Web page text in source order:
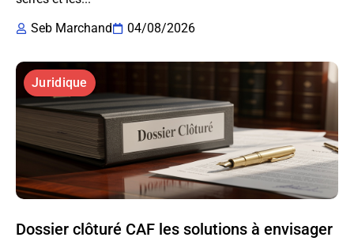
Seb Marchand
04/08/2026
Juridique
Dossier clôturé CAF les solutions à envisager